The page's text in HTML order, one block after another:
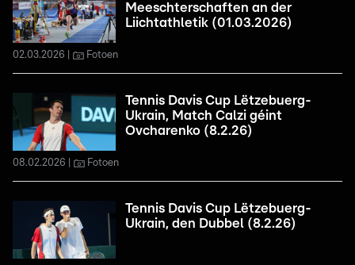
Meeschterschaften an der
Liichtathletik (01.03.2026)
02.03.2026 Fotoen
Tennis Davis Cup Lëtzebuerg-
Ukrain, Match Calzi géint
Ovcharenko (8.2.26)
08.02.2026 Fotoen
Tennis Davis Cup Lëtzebuerg-
Ukrain, den Dubbel (8.2.26)